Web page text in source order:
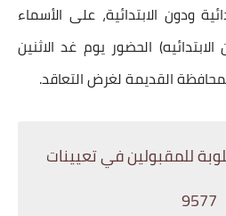
ودون الابتدائية، على الأسماء
الحضور يوم غد الاثنين
القديمة لغرض التعاقد.
للمقبولين في تعيينات
9577